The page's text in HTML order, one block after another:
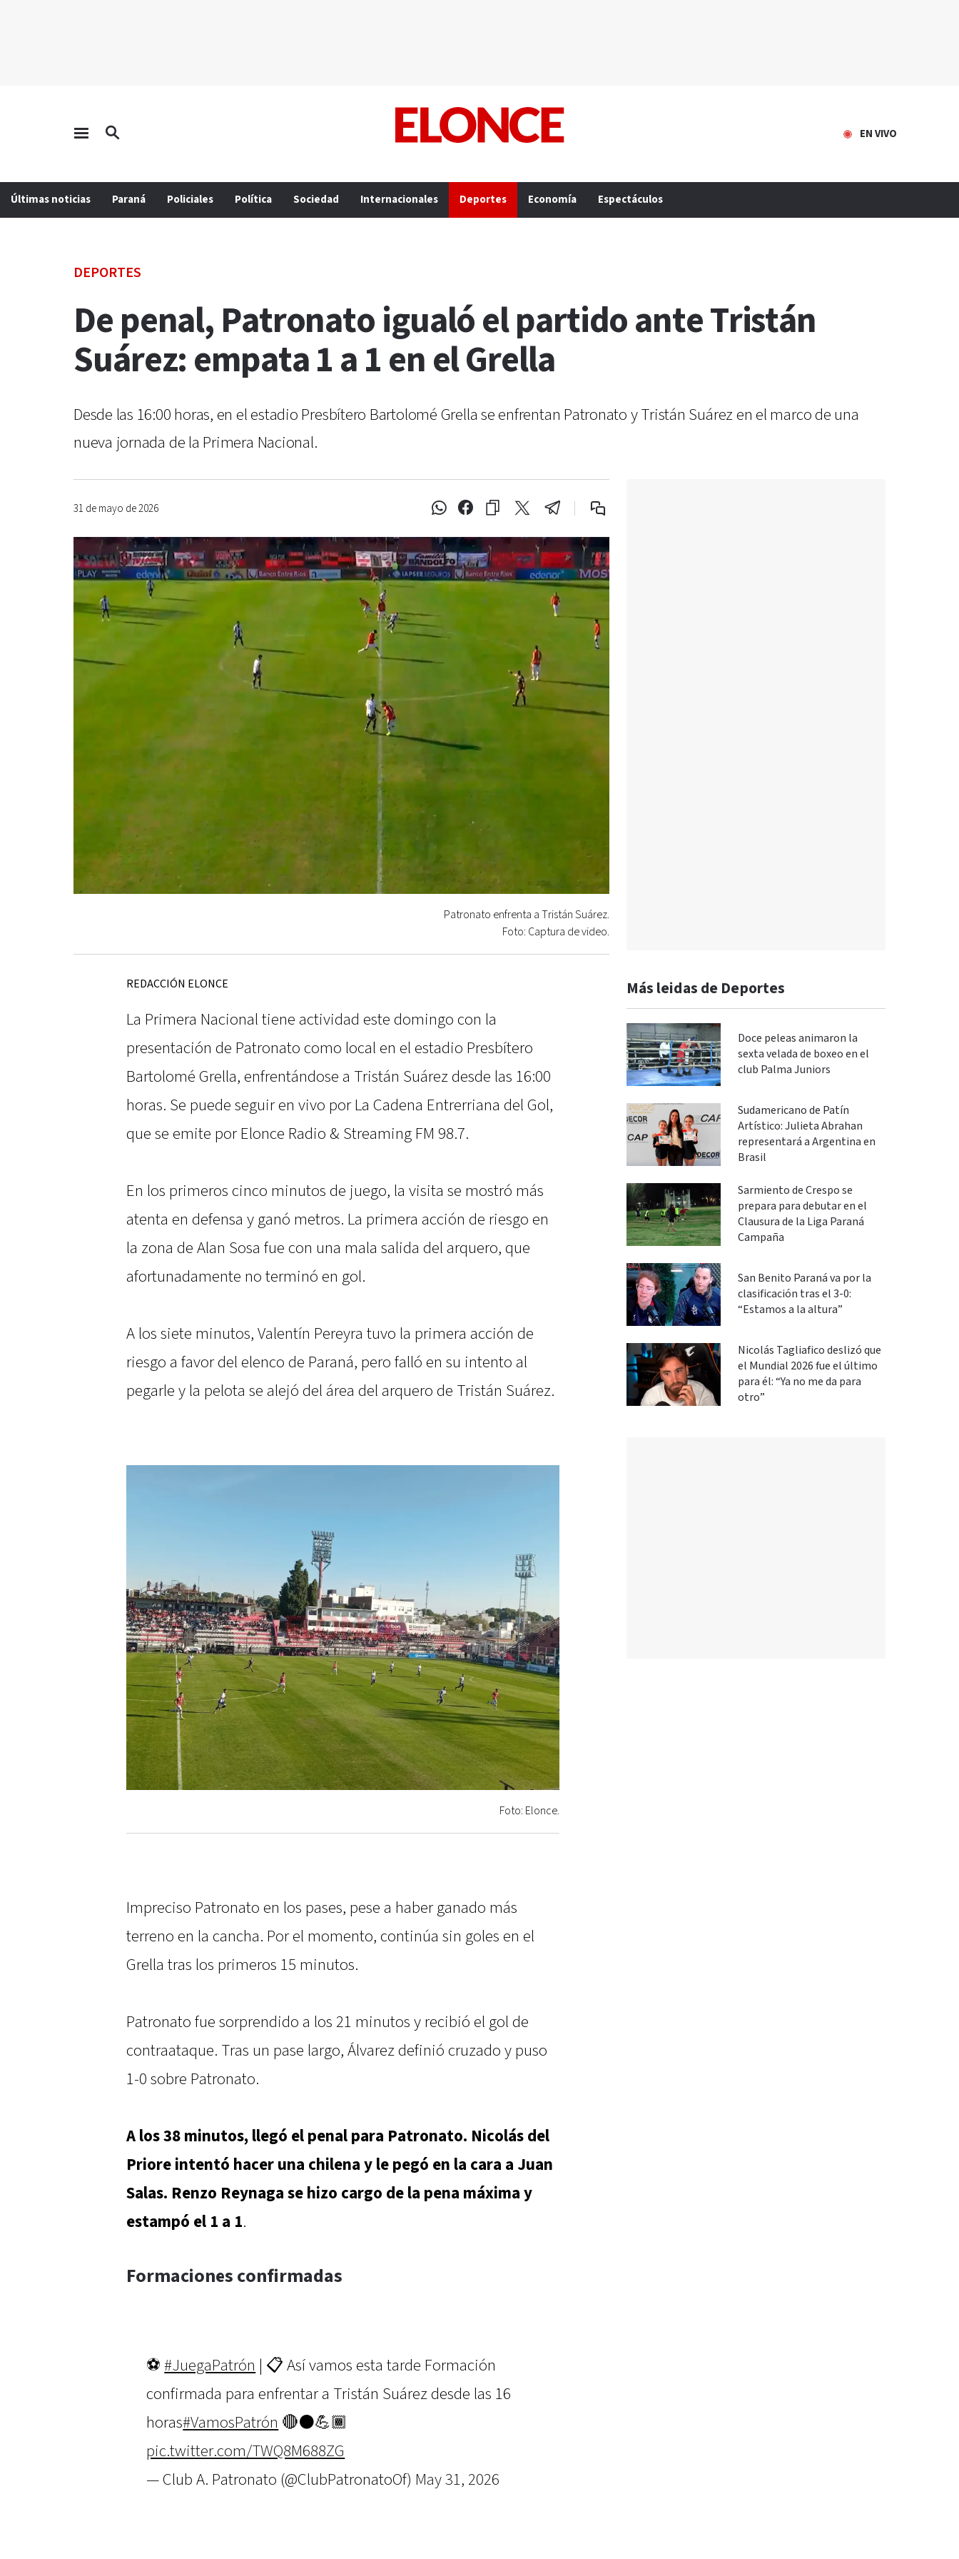
EN VIVO
Últimas noticias Paraná Policiales Política Sociedad Internacionales Deportes Economía Espectáculos
DEPORTES
De penal, Patronato igualó el partido ante Tristán
Suárez: empata 1 a 1 en el Grella
Desde las 16:00 horas, en el estadio Presbítero Bartolomé Grella se enfrentan Patronato y Tristán Suárez en el marco de una
nueva jornada de la Primera Nacional.
31 de mayo de 2026
Patronato enfrenta a Tristán Suárez.
Foto: Captura de video.
REDACCIÓN ELONCE
La Primera Nacional tiene actividad este domingo con la
presentación de Patronato como local en el estadio Presbítero
Bartolomé Grella, enfrentándose a Tristán Suárez desde las 16:00
horas. Se puede seguir en vivo por La Cadena Entrerriana del Gol,
que se emite por Elonce Radio & Streaming FM 98.7.
En los primeros cinco minutos de juego, la visita se mostró más
atenta en defensa y ganó metros. La primera acción de riesgo en
la zona de Alan Sosa fue con una mala salida del arquero, que
afortunadamente no terminó en gol.
A los siete minutos, Valentín Pereyra tuvo la primera acción de
riesgo a favor del elenco de Paraná, pero falló en su intento al
pegarle y la pelota se alejó del área del arquero de Tristán Suárez.
Foto: Elonce.
Impreciso Patronato en los pases, pese a haber ganado más
terreno en la cancha. Por el momento, continúa sin goles en el
Grella tras los primeros 15 minutos.
Patronato fue sorprendido a los 21 minutos y recibió el gol de
contraataque. Tras un pase largo, Álvarez definió cruzado y puso
1-0 sobre Patronato.
A los 38 minutos, llegó el penal para Patronato. Nicolás del
Priore intentó hacer una chilena y le pegó en la cara a Juan
Salas. Renzo Reynaga se hizo cargo de la pena máxima y
estampó el 1 a 1.
Formaciones confirmadas
⚽️#JuegaPatrón | 📋 Así vamos esta tarde Formación
confirmada para enfrentar a Tristán Suárez desde las 16
horas#VamosPatrón 🔴⚫️💪🏾
pic.twitter.com/TWQ8M688ZG
— Club A. Patronato (@ClubPatronatoOf) May 31, 2026
Más leidas de Deportes
Doce peleas animaron la
sexta velada de boxeo en el
club Palma Juniors
Sudamericano de Patín
Artístico: Julieta Abrahan
representará a Argentina en
Brasil
Sarmiento de Crespo se
prepara para debutar en el
Clausura de la Liga Paraná
Campaña
San Benito Paraná va por la
clasificación tras el 3-0:
“Estamos a la altura”
Nicolás Tagliafico deslizó que
el Mundial 2026 fue el último
para él: “Ya no me da para
otro”